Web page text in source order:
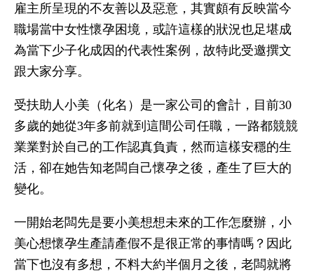
雇主所呈現的不友善以及惡意，其實頗有反映當今
職場當中女性懷孕困境，或許這樣的狀況也足堪成
為當下少子化成因的代表性案例，故特此受邀撰文
跟大家分享。
受扶助人小美（化名）是一家公司的會計，目前30
多歲的她從3年多前就到這間公司任職，一路都競競
業業對於自己的工作認真負責，然而這樣安穩的生
活，卻在她告知老闆自己懷孕之後，產生了巨大的
變化。
一開始老闆先是要小美想想未來的工作怎麼辦，小
美心想懷孕生產請產假不是很正常的事情嗎？因此
當下也沒有多想，不料大約半個月之後，老闆就將